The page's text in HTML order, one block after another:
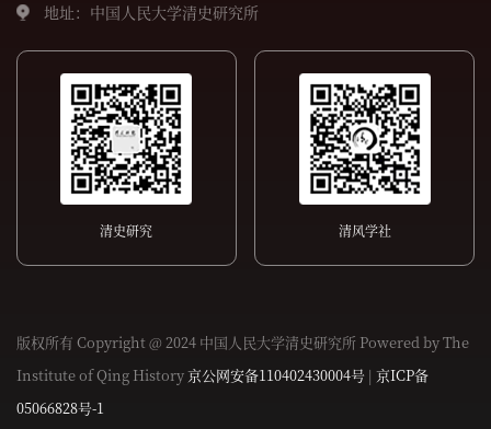
地址：中国人民大学清史研究所
清史研究 清风学社
版权所有 Copyright @ 2024 中国人民大学清史研究所 Powered by The
Institute of Qing History京公网安备110402430004号 | 京ICP备
05066828号-1